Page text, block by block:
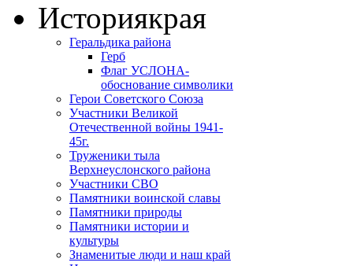
Историякрая
Геральдика района
Герб
Флаг УСЛОНА-
обоснование символики
Герои Советского Союза
Участники Великой
Отечественной войны 1941-
45г.
Труженики тыла
Верхнеуслонского района
Участники СВО
Памятники воинской славы
Памятники природы
Памятники истории и
культуры
Знаменитые люди и наш край